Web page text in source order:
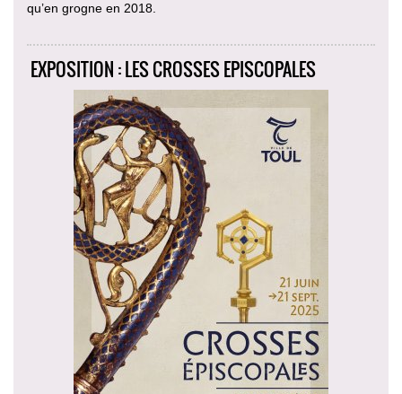
qu’en grogne en 2018.
EXPOSITION : LES CROSSES EPISCOPALES